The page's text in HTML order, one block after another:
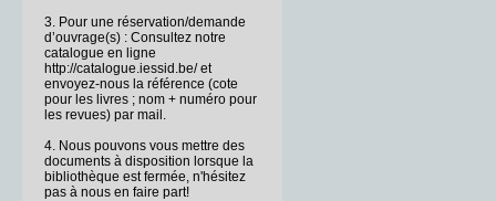
3. Pour une réservation/demande
d’ouvrage(s) : Consultez notre
catalogue en ligne
http://catalogue.iessid.be/ et
envoyez-nous la référence (cote
pour les livres ; nom + numéro pour
les revues) par mail.
4. Nous pouvons vous mettre des
documents à disposition lorsque la
bibliothèque est fermée, n'hésitez
pas à nous en faire part!